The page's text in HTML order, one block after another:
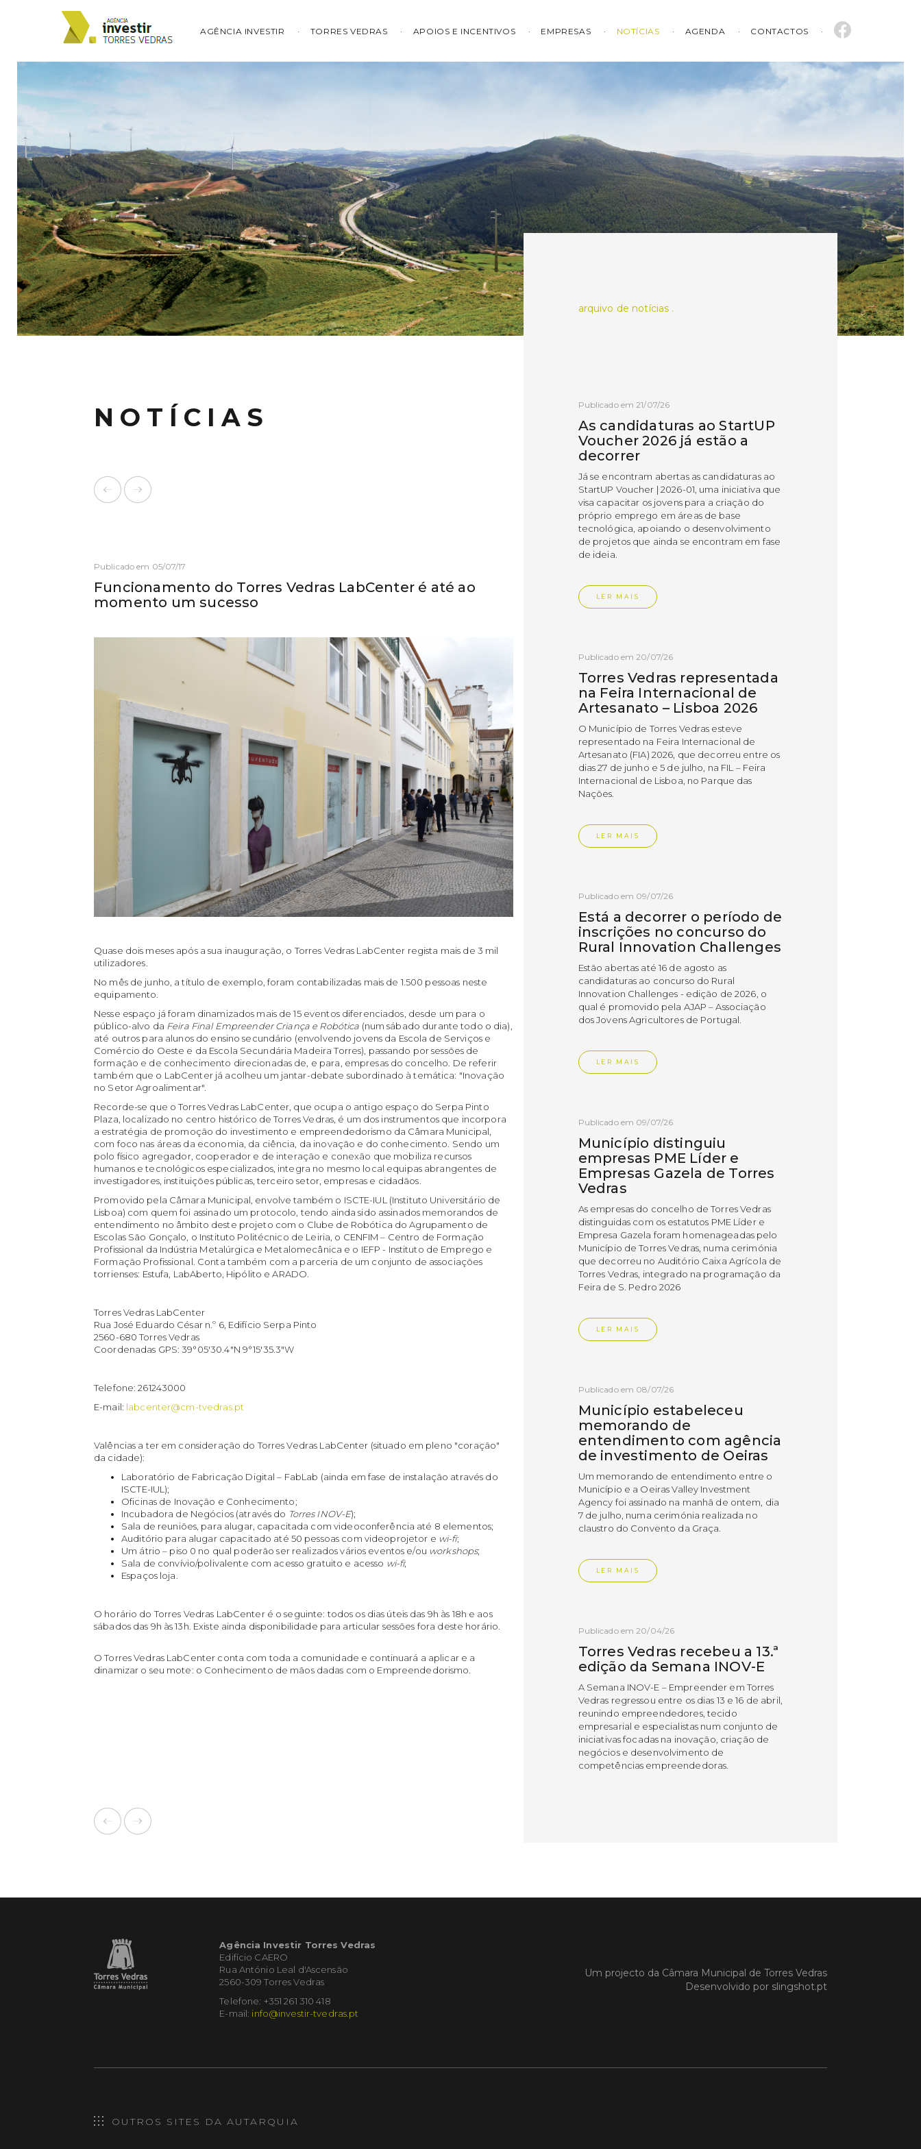
AGÊNCIA INVESTIR TORRES VEDRAS APOIOS E INCENTIVOS EMPRESAS NOTÍCIAS AGENDA CONTACTOS
NOTÍCIAS
Publicado em 05/07/17
Funcionamento do Torres Vedras LabCenter é até ao
momento um sucesso
Quase dois meses após a sua inauguração, o Torres Vedras LabCenter regista mais de 3 mil
utilizadores.
No mês de junho, a título de exemplo, foram contabilizadas mais de 1.500 pessoas neste
equipamento.
Nesse espaço já foram dinamizados mais de 15 eventos diferenciados, desde um para o
público-alvo da Feira Final Empreender Criança e Robótica (num sábado durante todo o dia),
até outros para alunos do ensino secundário (envolvendo jovens da Escola de Serviços e
Comércio do Oeste e da Escola Secundária Madeira Torres), passando por sessões de
formação e de conhecimento direcionadas de, e para, empresas do concelho. De referir
também que o LabCenter já acolheu um jantar-debate subordinado à temática: "Inovação
no Setor Agroalimentar".
Recorde-se que o Torres Vedras LabCenter, que ocupa o antigo espaço do Serpa Pinto
Plaza, localizado no centro histórico de Torres Vedras, é um dos instrumentos que incorpora
a estratégia de promoção do investimento e empreendedorismo da Câmara Municipal,
com foco nas áreas da economia, da ciência, da inovação e do conhecimento. Sendo um
polo físico agregador, cooperador e de interação e conexão que mobiliza recursos
humanos e tecnológicos especializados, integra no mesmo local equipas abrangentes de
investigadores, instituições públicas, terceiro setor, empresas e cidadãos.
Promovido pela Câmara Municipal, envolve também o ISCTE-IUL (Instituto Universitário de
Lisboa) com quem foi assinado um protocolo, tendo ainda sido assinados memorandos de
entendimento no âmbito deste projeto com o Clube de Robótica do Agrupamento de
Escolas São Gonçalo, o Instituto Politécnico de Leiria, o CENFIM – Centro de Formação
Profissional da Indústria Metalúrgica e Metalomecânica e o IEFP - Instituto de Emprego e
Formação Profissional. Conta também com a parceria de um conjunto de associações
torrienses: Estufa, LabAberto, Hipólito e ARADO.
Torres Vedras LabCenter
Rua José Eduardo César n.º 6, Edifício Serpa Pinto
2560-680 Torres Vedras
Coordenadas GPS: 39°05'30.4"N 9°15'35.3"W
Telefone: 261243000
E-mail: labcenter@cm-tvedras.pt
Valências a ter em consideração do Torres Vedras LabCenter (situado em pleno "coração"
da cidade):
Laboratório de Fabricação Digital – FabLab (ainda em fase de instalação através do
ISCTE-IUL);
Oficinas de Inovação e Conhecimento;
Incubadora de Negócios (através do Torres INOV-E);
Sala de reuniões, para alugar, capacitada com videoconferência até 8 elementos;
Auditório para alugar capacitado até 50 pessoas com videoprojetor e wi-fi;
Um átrio – piso 0 no qual poderão ser realizados vários eventos e/ou workshops;
Sala de convívio/polivalente com acesso gratuito e acesso wi-fi;
Espaços loja.
O horário do Torres Vedras LabCenter é o seguinte: todos os dias úteis das 9h às 18h e aos
sábados das 9h às 13h. Existe ainda disponibilidade para articular sessões fora deste horário.
O Torres Vedras LabCenter conta com toda a comunidade e continuará a aplicar e a
dinamizar o seu mote: o Conhecimento de mãos dadas com o Empreendedorismo.
arquivo de notícias .
Publicado em 21/07/26
As candidaturas ao StartUP
Voucher 2026 já estão a
decorrer
Já se encontram abertas as candidaturas ao
StartUP Voucher | 2026-01, uma iniciativa que
visa capacitar os jovens para a criação do
próprio emprego em áreas de base
tecnológica, apoiando o desenvolvimento
de projetos que ainda se encontram em fase
de ideia.
LER MAIS
Publicado em 20/07/26
Torres Vedras representada
na Feira Internacional de
Artesanato – Lisboa 2026
O Município de Torres Vedras esteve
representado na Feira Internacional de
Artesanato (FIA) 2026, que decorreu entre os
dias 27 de junho e 5 de julho, na FIL – Feira
Internacional de Lisboa, no Parque das
Nações.
LER MAIS
Publicado em 09/07/26
Está a decorrer o período de
inscrições no concurso do
Rural Innovation Challenges
Estão abertas até 16 de agosto as
candidaturas ao concurso do Rural
Innovation Challenges - edição de 2026, o
qual é promovido pela AJAP – Associação
dos Jovens Agricultores de Portugal.
LER MAIS
Publicado em 09/07/26
Município distinguiu
empresas PME Líder e
Empresas Gazela de Torres
Vedras
As empresas do concelho de Torres Vedras
distinguidas com os estatutos PME Líder e
Empresa Gazela foram homenageadas pelo
Município de Torres Vedras, numa cerimónia
que decorreu no Auditório Caixa Agrícola de
Torres Vedras, integrado na programação da
Feira de S. Pedro 2026
LER MAIS
Publicado em 08/07/26
Município estabeleceu
memorando de
entendimento com agência
de investimento de Oeiras
Um memorando de entendimento entre o
Município e a Oeiras Valley Investment
Agency foi assinado na manhã de ontem, dia
7 de julho, numa cerimónia realizada no
claustro do Convento da Graça.
LER MAIS
Publicado em 20/04/26
Torres Vedras recebeu a 13.ª
edição da Semana INOV-E
A Semana INOV-E – Empreender em Torres
Vedras regressou entre os dias 13 e 16 de abril,
reunindo empreendedores, tecido
empresarial e especialistas num conjunto de
iniciativas focadas na inovação, criação de
negócios e desenvolvimento de
competências empreendedoras.
uma sessão de esclarecimento dedicada à
recuperação das vinhas e das infraestruturas
afetadas pelos episódios de pluviosidade
Agência Investir Torres Vedras
Edifício CAERO
Rua António Leal d'Ascensão
2560-309 Torres Vedras
Telefone: +351 261 310 418
E-mail: info@investir-tvedras.pt
Um projecto da Câmara Municipal de Torres Vedras
Desenvolvido por slingshot.pt
OUTROS SITES DA AUTARQUIA